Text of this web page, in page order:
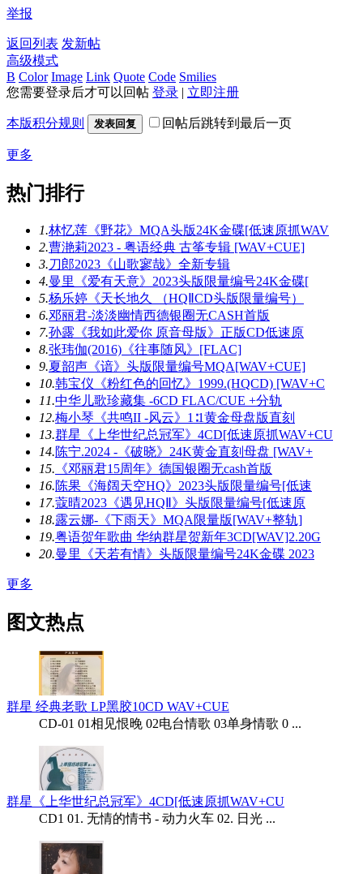
举报
返回列表 发新帖
高级模式
B Color Image Link Quote Code Smilies
您需要登录后才可以回帖 登录 | 立即注册
本版积分规则 发表回复 回帖后跳转到最后一页
更多
热门排行
1.林忆莲《野花》MQA头版24K金碟[低速原抓WAV
2.曹滟莉2023 - 粤语经典 古筝专辑 [WAV+CUE]
3.刀郎2023《山歌寥哉》全新专辑
4.曼里《爱有天意》2023头版限量编号24K金碟[
5.杨乐婷《天长地久 （HQⅡCD头版限量编号）
6.邓丽君-淡淡幽情西德银圈无CASH首版
7.孙露《我如此爱你 原音母版》正版CD低速原
8.张玮伽(2016)《往事随风》[FLAC]
9.夏韶声《谙》头版限量编号MQA[WAV+CUE]
10.韩宝仪《粉红色的回忆》1999.(HQCD) [WAV+C
11.中华儿歌珍藏集 -6CD FLAC/CUE +分轨
12.梅小琴《共鸣II -风云》1∶1黄金母盘版直刻
13.群星《上华世纪总冠军》4CD[低速原抓WAV+CU
14.陈宁.2024 -《破晓》24K黄金直刻母盘 [WAV+
15. 《邓丽君15周年》德国银圈无cash首版
16.陈果《海阔天空HQ》2023头版限量编号[低速
17.蔻晴2023《遇见HQⅡ》头版限量编号[低速原
18.露云娜-《下雨天》MQA限量版[WAV+整轨]
19.粤语贺年歌曲 华纳群星贺新年3CD[WAV]2.20G
20.曼里《天若有情》头版限量编号24K金碟 2023
更多
图文热点
群星 经典老歌 LP黑胶10CD WAV+CUE
CD-01 01相见恨晚 02电台情歌 03单身情歌 0 ...
群星《上华世纪总冠军》4CD[低速原抓WAV+CU
CD1 01. 无情的情书 - 动力火车 02. 日光 ...